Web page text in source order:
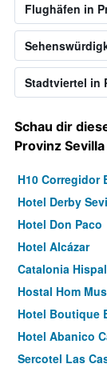
Flughäfen in
Stadtviertel in
Schau dir
Provinz Sevilla
H10 Corregidor
Hotel Derby
Hotel Don Paco
Hotel Alcázar
Catalonia
Hostal Hom
Hotel Boutique
Hotel Abanico
Sercotel Las